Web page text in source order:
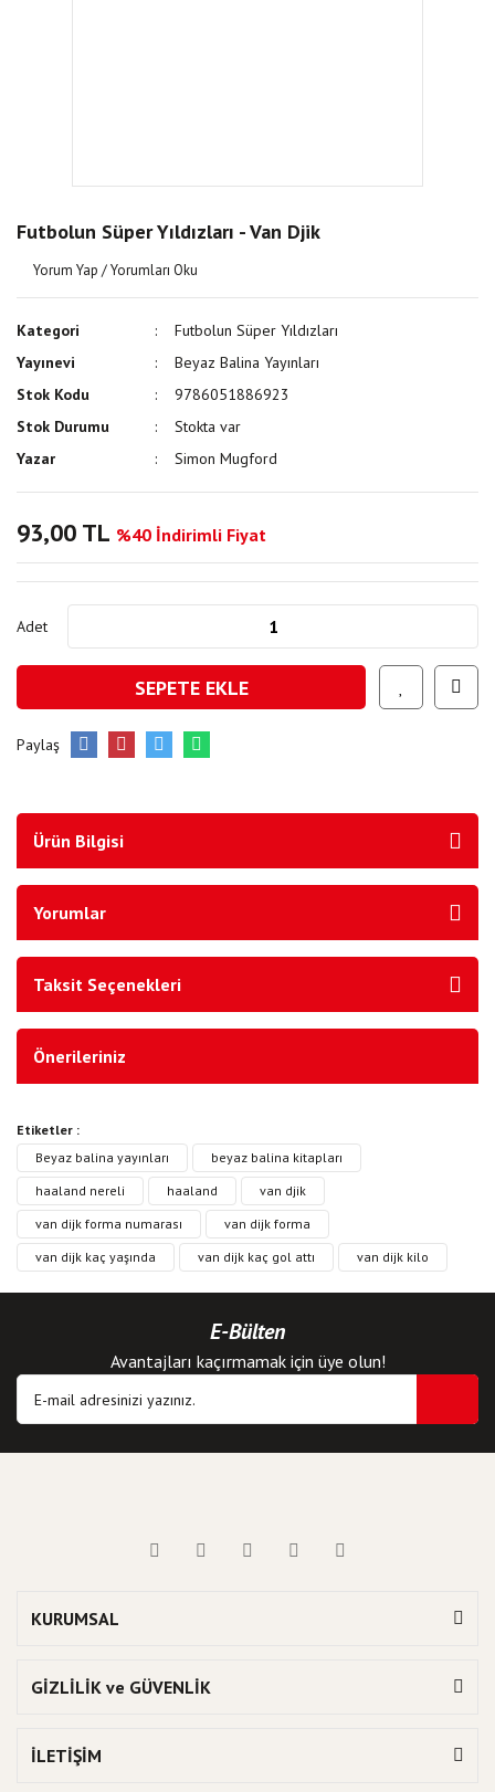
Futbolun Süper Yıldızları - Van Djik
Yorum Yap / Yorumları Oku
Kategori
Futbolun Süper Yıldızları
Yayınevi
Beyaz Balina Yayınları
Stok Kodu
9786051886923
Stok Durumu
Stokta var
Yazar
Simon Mugford
93,00 TL %40 İndirimli Fiyat
Adet
SEPETE EKLE
Paylaş
Ürün Bilgisi
Yorumlar
Taksit Seçenekleri
Önerileriniz
Etiketler :
Beyaz balina yayınları
beyaz balina kitapları
haaland nereli
haaland
van djik
van dijk forma numarası
van dijk forma
van dijk kaç yaşında
van dijk kaç gol attı van dijk kilo
E-Bülten
Avantajları kaçırmamak için üye olun!
KURUMSAL
GİZLİLİK ve GÜVENLİK
İLETİŞİM